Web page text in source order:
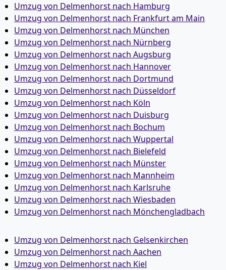
Umzug von Delmenhorst nach Hamburg
Umzug von Delmenhorst nach Frankfurt am Main
Umzug von Delmenhorst nach München
Umzug von Delmenhorst nach Nürnberg
Umzug von Delmenhorst nach Augsburg
Umzug von Delmenhorst nach Hannover
Umzug von Delmenhorst nach Dortmund
Umzug von Delmenhorst nach Düsseldorf
Umzug von Delmenhorst nach Köln
Umzug von Delmenhorst nach Duisburg
Umzug von Delmenhorst nach Bochum
Umzug von Delmenhorst nach Wuppertal
Umzug von Delmenhorst nach Bielefeld
Umzug von Delmenhorst nach Münster
Umzug von Delmenhorst nach Mannheim
Umzug von Delmenhorst nach Karlsruhe
Umzug von Delmenhorst nach Wiesbaden
Umzug von Delmenhorst nach Mönchen­gladbach
Umzug von Delmenhorst nach Gelsenkirchen
Umzug von Delmenhorst nach Aachen
Umzug von Delmenhorst nach Kiel